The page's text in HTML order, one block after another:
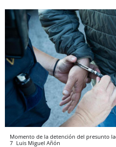
Momento de la detención del presunto
7 Luis Miguel Añón